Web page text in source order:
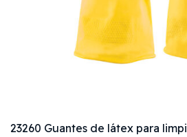
23260 Guantes de látex para